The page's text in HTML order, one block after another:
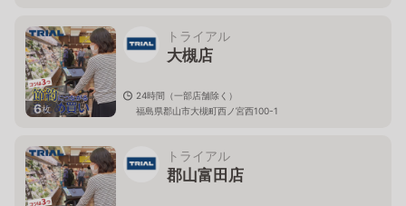
6枚
トライアル
大槻店
24時間（一部店舗除く）
福島県郡山市大槻町西ノ宮西100-1
トライアル
郡山富田店